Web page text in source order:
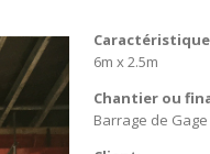
6m x 2.5m
Chantier ou
Barrage de Gage